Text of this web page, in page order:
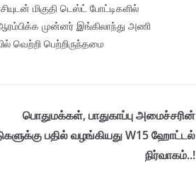
மிகுதி டெஸ்ட் போட்டிகளில்
முன்னர் இங்கிலாந்து அணி
வெற்றி பெற்றிருந்தமை
பொதுமக்கள், பாதுகாப்பு அமைச்சரின்
பதில் வழங்கியது W15 ஹோட்டல்
நிர்வாகம்..!